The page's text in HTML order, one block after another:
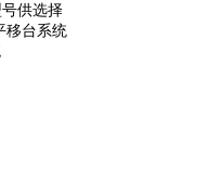
号供选择
移台系统